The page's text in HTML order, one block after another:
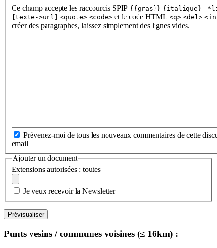
Ce champ accepte les raccourcis SPIP {{gras}} {italique} -
[texte->url] <quote> <code> et le code HTML <q> <del>
créer des paragraphes, laissez simplement des lignes vides.
Prévenez-moi de tous les nouveaux commentaires de cette
email
Ajouter un document
Extensions autorisées : toutes
Je veux recevoir la Newsletter
Punts vesins / communes voisines (≤ 16km) :